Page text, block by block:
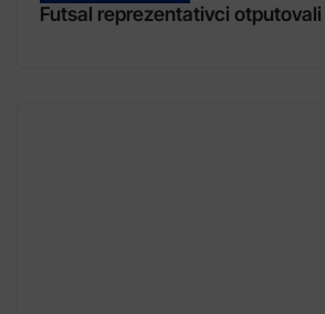
Futsal reprezentativci